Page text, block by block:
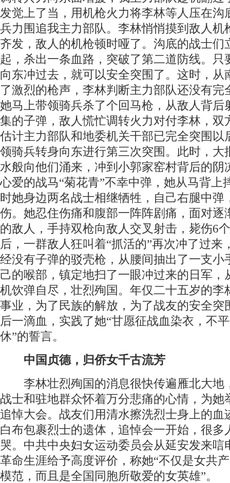
发觉上了当，用机枪火力将李林等人压在沟
兵力围追我主力部队。李林悄悄摸到敌人机
齐发，敌人的机枪顿时哑了。沟底的战士们
起，杀出一条血路，突破了第二道防线。只
向东冲过去，就可以安全突围了。这时，从
了激烈的枪声，李林判断主力部队还没有完
她马上带领骑兵杀了个回马枪，从敌人背后
集的子弹，敌人慌忙调转火力对付李林，双
估计主力部队和地委机关干部已完全突围以
领骑兵转身向东进行第三次突围。此时，大
水般向他们涌来，冲到小郭家窑村背后的阴
心爱的战马“菊花青”不幸中弹，她从马背上
时她身边两名战士相继牺牲，自己右腿中弹
伤。她忍住伤痛和腹部一阵阵剧痛，面对逐
的敌人，手持双枪向敌人交叉射击，毙伤6
后，一群敌人狂叫着“抓活的”再次冲了过来
经没有子弹的驳壳枪，从腰间抽出了一支小
己的喉部，镇定地扫了一眼冲过来的日军，
机饮弹自尽，壮烈殉国。年仅二十五岁的李
事业，为了民族的解放，为了战友的安全突
后一滴血，实践了她“甘愿征战血染衣，不
休”的誓言。
中国贞德，归侨女千古流芳
李林壮烈殉国的消息很快传遍雁北大地
战士和驻地群众怀着万分悲痛的心情，为她
追悼大会。战友们用清水擦洗烈士身上的血
白布包裹烈士的遗体，追悼会一开始，很多
哭。中共中央妇女运动委员会从延安发来唁
革命生涯给予高度评价，称她“不仅是女共
模范，而且是全国同胞所敬爱的女英雄”。